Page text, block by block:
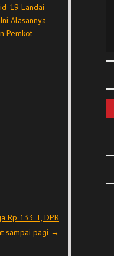
19 Landai
Alasannya
Pemkot
Rp 133 T, DPR
sampai pagi →